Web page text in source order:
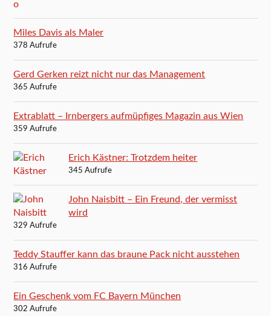
Miles Davis als Maler
378 Aufrufe
Gerd Gerken reizt nicht nur das Management
365 Aufrufe
Extrablatt – Irnbergers aufmüpfiges Magazin aus Wien
359 Aufrufe
Erich Kästner: Trotzdem heiter
345 Aufrufe
John Naisbitt – Ein Freund, der vermisst
wird
329 Aufrufe
Teddy Stauffer kann das braune Pack nicht ausstehen
316 Aufrufe
Ein Geschenk vom FC Bayern München
302 Aufrufe